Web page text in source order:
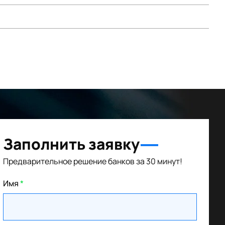
Заполнить заявку
Предварительное решение банков за 30 минут!
Имя*